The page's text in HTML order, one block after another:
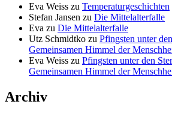
Eva Weiss zu Temperaturgeschichten
Stefan Jansen zu Die Mittelalterfalle
Eva zu Die Mittelalterfalle
Utz Schmidtko zu Pfingsten unter
Gemeinsamen Himmel der
Eva Weiss zu Pfingsten unter den
Gemeinsamen Himmel der
Archiv